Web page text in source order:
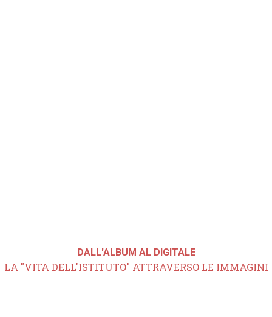
DALL'ALBUM AL DIGITALE
LA "VITA DELL'ISTITUTO" ATTRAVERSO LE IMMAGINI